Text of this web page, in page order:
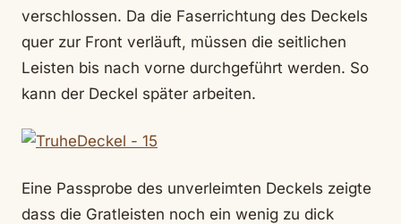
verschlossen. Da die Faserrichtung des Deckels
quer zur Front verläuft, müssen die seitlichen
Leisten bis nach vorne durchgeführt werden. So
kann der Deckel später arbeiten.
Eine Passprobe des unverleimten Deckels zeigte
dass die Gratleisten noch ein wenig zu dick